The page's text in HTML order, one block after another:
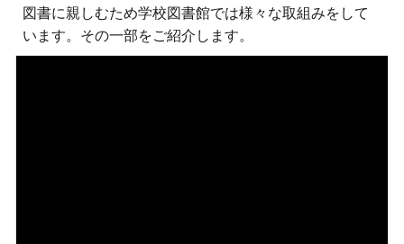
図書に親しむため学校図書館では様々な取組みをして
います。その一部をご紹介します。